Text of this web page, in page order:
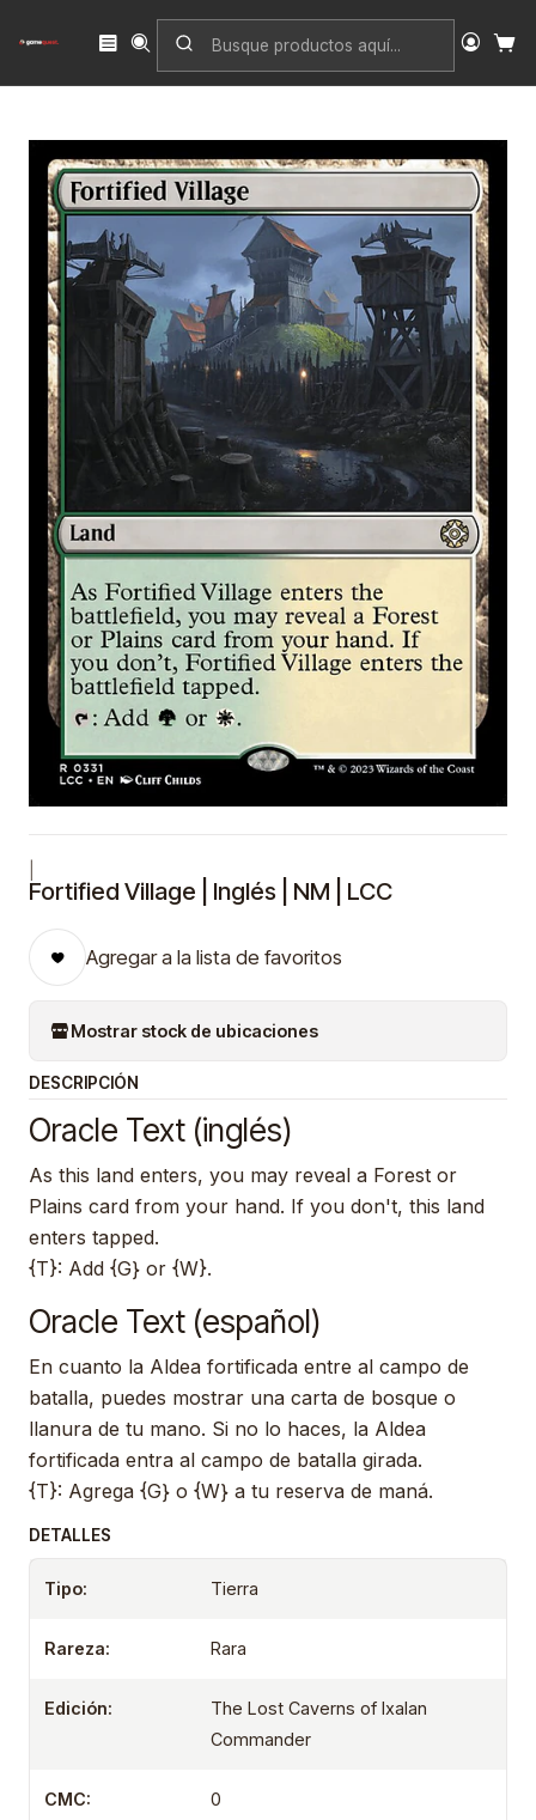
Inicio Singles
The Lost Caverns of Ixalan Commander
Fortified Village | Inglés | NM | LCC
Fortified Village | Inglés | NM | LCC
Agregar a la lista de favoritos
Mostrar stock de ubicaciones
DESCRIPCIÓN
Oracle Text (inglés)
As this land enters, you may reveal a Forest or
Plains card from your hand. If you don't, this land
enters tapped.
{T}: Add {G} or {W}.
Oracle Text (español)
En cuanto la Aldea fortificada entre al campo de
batalla, puedes mostrar una carta de bosque o
llanura de tu mano. Si no lo haces, la Aldea
fortificada entra al campo de batalla girada.
{T}: Agrega {G} o {W} a tu reserva de maná.
DETALLES
Tipo: Tierra
Rareza: Rara
Edición:
The Lost Caverns of Ixalan
Commander
CMC: 0